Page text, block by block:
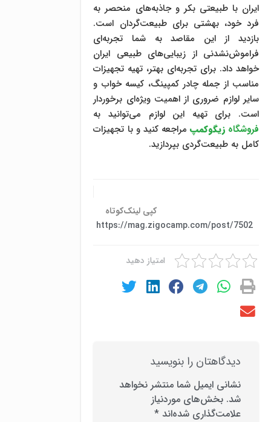
ایران با طبیعتی بکر و جاذبه‌های منحصر به
فرد خود، بهشتی برای طبیعت‌گردان است.
بازدید از این مقاصد به شما تجربه‌ای
فراموش‌نشدنی از زیبایی‌های طبیعی ایران
خواهد داد. برای تجربه‌ای بهتر، تهیه تجهیزات
مناسب از جمله چادر کمپینگ، کیسه خواب و
سایر لوازم ضروری از اهمیت ویژه‌ای برخوردار
است. برای تهیه این لوازم می‌توانید به
فروشگاهزیگوکمپ مراجعه کنید و با تجهیزات
کامل به طبیعت‌گردی بپردازید.
کپی لینک‌کوتاه
https://mag.zigocamp.com/post/7502
امتیاز دهید
دیدگاهتان را بنویسید
نشانی ایمیل شما منتشر نخواهد
شد. بخش‌های موردنیاز
علامت‌گذاری شده‌اند *